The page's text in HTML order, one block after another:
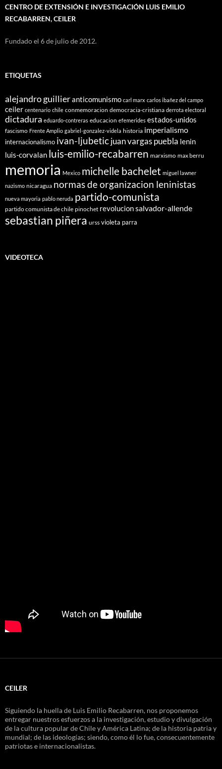
CENTRO DE EXTENSIÓN E INVESTIGACIÓN LUIS EMILIO
RECABARREN, CEILER
Fundado el 6 de julio de 2012.
ETIQUETAS
alejandro guillieranticomunismo carl marx carlos ibañez del campo
ceiler centenario chile conmemoracion democracia-cristiana derrota electoral
dictadura eduardo-contreras educacion efemerides estados-unidos
fascismo Frente Amplio gabriel-gonzalez-videla historia imperialismo
internacionalismo ivan-ljubeticjuan vargas puebla lenin
luis-corvalan luis-emilio-recabarren marxismo max berru
memoria Mexico michelle bachelet miguel lawner
nazismo nicaragua normas de organizacion leninistas
nueva mayoria pablo neruda partido-comunista
partido comunista de chile pinochet revolucionsalvador-allende
sebastian piñera urss violeta parra
VIDEOTECA
CEILER
Siguiendo la huella de Luis Emilio Recabarren, nos proponemos
entregar nuestros esfuerzos a la investigación, estudio y divulgación
de la cultura popular de Chile y América Latina; de la historia patria y
mundial; de las ideologías; siendo, como él lo fue, consecuentemente
patriotas e internacionalistas.